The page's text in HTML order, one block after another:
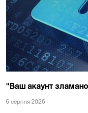
"Ваш акаунт
6 серпня 2026